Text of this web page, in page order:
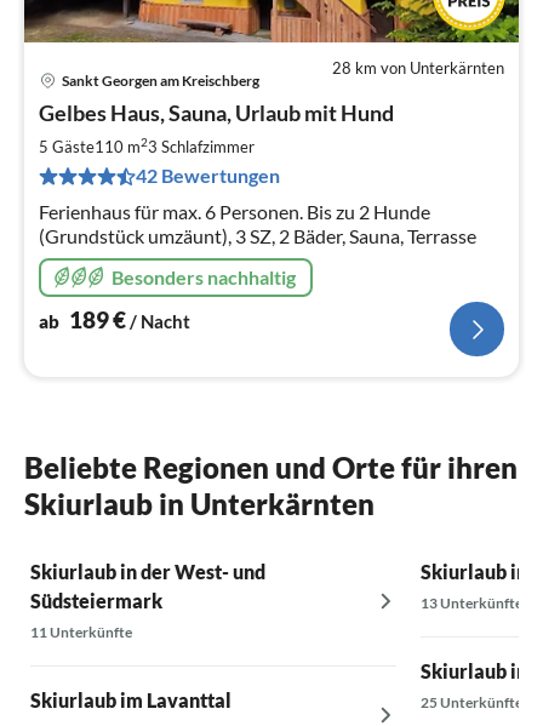
28 km von Unterkärnten
Sankt Georgen am Kreischberg
Gelbes Haus, Sauna, Urlaub mit Hund
5 Gäste110 m23 Schlafzimmer
42 Bewertungen
Ferienhaus für max. 6 Personen. Bis zu 2 Hunde
(Grundstück umzäunt), 3 SZ, 2 Bäder, Sauna, Terrasse
Besonders nachhaltig
ab 189€/ Nacht
Beliebte Regionen und Orte für ihren
Skiurlaub in Unterkärnten
Skiurlaub in der West- und
Südsteiermark
11 Unterkünfte
Skiurlaub im Lavanttal
Skiurlaub in
13 Unterkünfte
Skiurlaub in
25 Unterkünfte